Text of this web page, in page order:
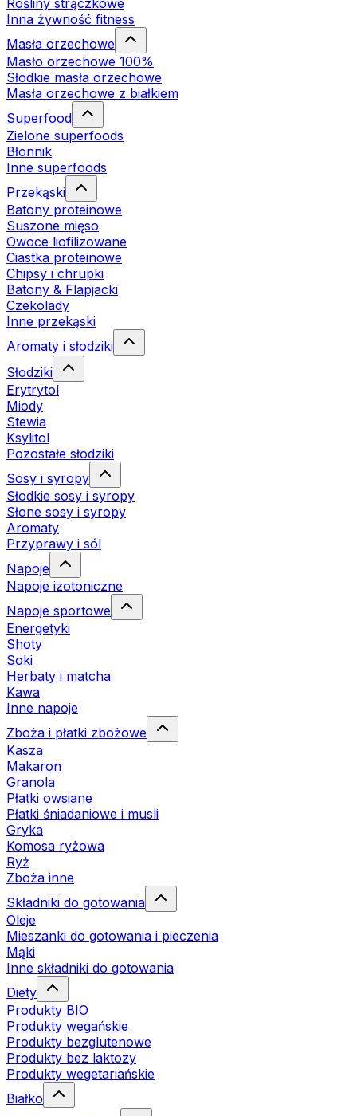
Rośliny strączkowe
Inna żywność fitness
Masła orzechowe
Masło orzechowe 100%
Słodkie masła orzechowe
Masła orzechowe z białkiem
Superfood
Zielone superfoods
Błonnik
Inne superfoods
Przekąski
Batony proteinowe
Suszone mięso
Owoce liofilizowane
Ciastka proteinowe
Chipsy i chrupki
Batony & Flapjacki
Czekolady
Inne przekąski
Aromaty i słodziki
Słodziki
Erytrytol
Miody
Stewia
Ksylitol
Pozostałe słodziki
Sosy i syropy
Słodkie sosy i syropy
Słone sosy i syropy
Aromaty
Przyprawy i sól
Napoje
Napoje izotoniczne
Napoje sportowe
Energetyki
Shoty
Soki
Herbaty i matcha
Kawa
Inne napoje
Zboża i płatki zbożowe
Kasza
Makaron
Granola
Płatki owsiane
Płatki śniadaniowe i musli
Gryka
Komosa ryżowa
Ryż
Zboża inne
Składniki do gotowania
Oleje
Mieszanki do gotowania i pieczenia
Mąki
Inne składniki do gotowania
Diety
Produkty BIO
Produkty wegańskie
Produkty bezglutenowe
Produkty bez laktozy
Produkty wegetariańskie
Białko